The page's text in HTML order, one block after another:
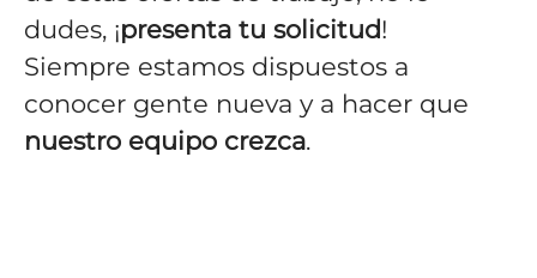
dudes, ¡presenta tu solicitud!
Siempre estamos dispuestos a
conocer gente nueva y a hacer que
nuestro equipo crezca.